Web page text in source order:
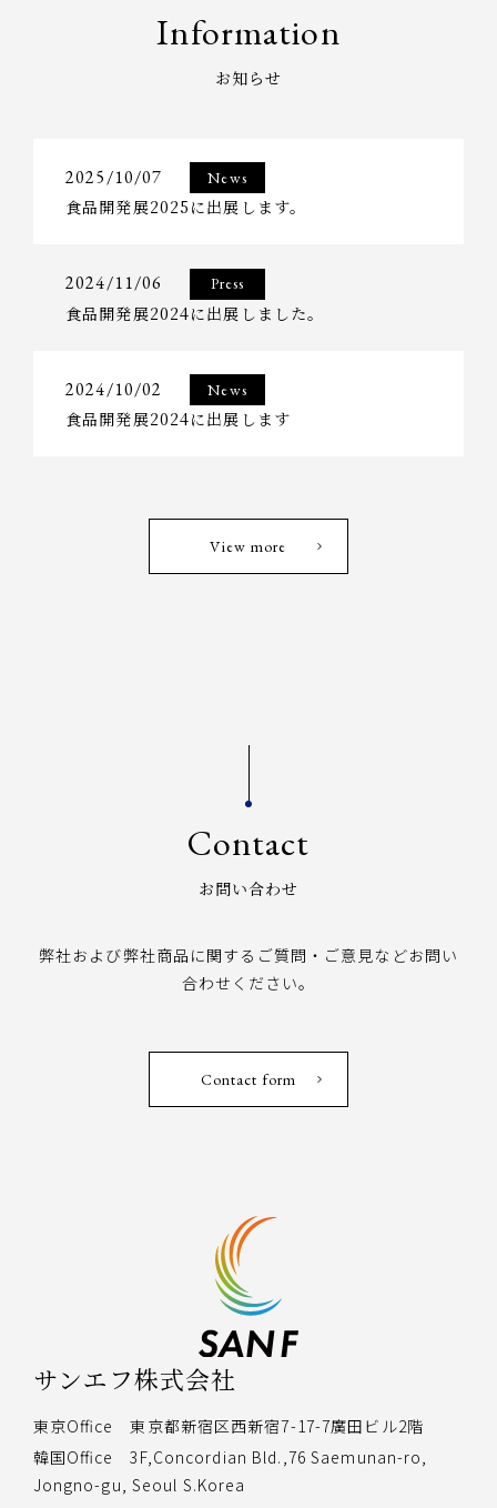
Information
お知らせ
2025/10/07 News
食品開発展2025に出展します。
2024/11/06 Press
食品開発展2024に出展しました。
2024/10/02 News
食品開発展2024に出展します
View more
Contact
お問い合わせ
弊社および弊社商品に関するご質問・ご意見などお問い
合わせください。
Contact form
サンエフ株式会社
東京Oﬃce 東京都新宿区西新宿7-17-7廣田ビル2階
韓国Oﬃce 3F,Concordian Bld.,76 Saemunan-ro,
Jongno-gu, Seoul S.Korea